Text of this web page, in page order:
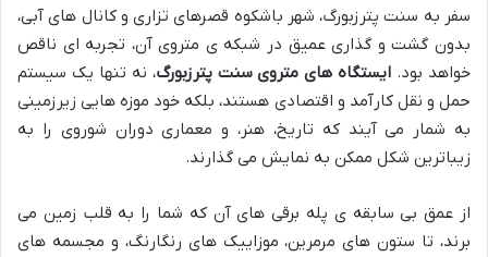
سفر به سنت پترزبورگ، شهر باشکوه قصرهای تزاری و کانال های آبی،
بدون گشت و گذاری عمیق در شبکه ی متروی آن، تجربه ای ناقص
خواهد بود. ایستگاه های متروی سنت پترزبورگ، نه تنها یک سیستم
حمل و نقل کارآمد و اقتصادی هستند، بلکه خود موزه هایی زیرزمینی
به شمار می آیند که تاریخ، هنر، و معماری دوران شوروی را به
زیباترین شکل ممکن به نمایش می گذارند.
از عمق بی سابقه ی پله برقی های آن که شما را به قلب زمین می
برند، تا ستون های مرمرین، موزاییک های رنگارنگ، و مجسمه های